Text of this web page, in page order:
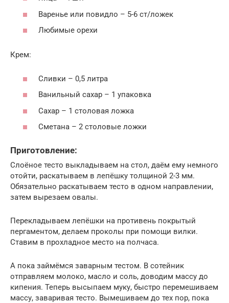
Варенье или повидло – 5-6 ст/ложек
Любимые орехи
Крем:
Сливки – 0,5 литра
Ванильный сахар – 1 упаковка
Сахар – 1 столовая ложка
Сметана – 2 столовые ложки
Приготовление:
Слоёное тесто выкладываем на стол, даём ему немного
отойти, раскатываем в лепёшку толщиной 2-3 мм.
Обязательно раскатываем тесто в одном направлении,
затем вырезаем овалы.
Перекладываем лепёшки на противень покрытый
пергаментом, делаем проколы при помощи вилки.
Ставим в прохладное место на полчаса.
А пока займёмся заварным тестом. В сотейник
отправляем молоко, масло и соль, доводим массу до
кипения. Теперь высыпаем муку, быстро перемешиваем
массу, заваривая тесто. Вымешиваем до тех пор, пока